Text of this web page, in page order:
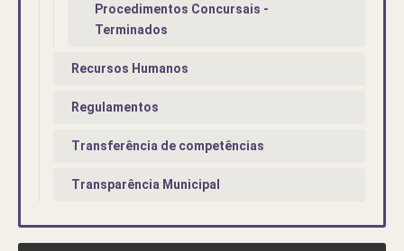
Procedimentos Concursais -
Terminados
Recursos Humanos
Regulamentos
Transferência de competências
Transparência Municipal